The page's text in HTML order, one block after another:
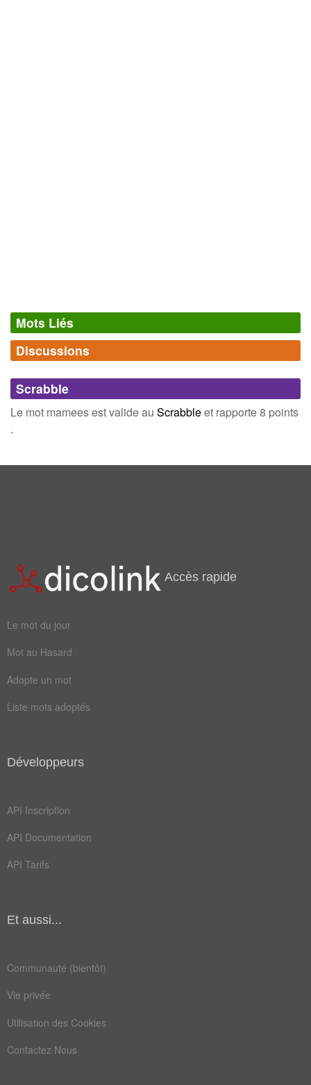
Mots Liés
Synonymes(0)
Mots avec la même signification
Discussions
Connectez-vous inscrivez-vous
Scrabble
Le mot mamees est valide au Scrabbleet rapporte 8 points
.
Accès rapide
Le mot du jour
Mot au Hasard
Adopte un mot
Liste mots adoptés
Développeurs
API Inscription
API Documentation
API Tarifs
Et aussi...
Communauté (bientôt)
Vie privée
Utilisation des Cookies
Contactez Nous